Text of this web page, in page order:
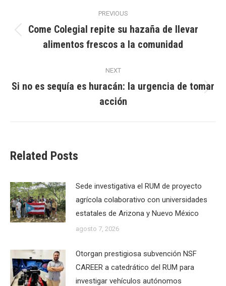
navigation
PREVIOUS
post:
Come Colegial repite su hazaña de llevar
alimentos frescos a la comunidad
NEXT
post:
Si no es sequía es huracán: la urgencia de tomar
acción
Related Posts
Sede investigativa el RUM de proyecto
agrícola colaborativo con universidades
estatales de Arizona y Nuevo México
agosto 7, 2026
Otorgan prestigiosa subvención NSF
CAREER a catedrático del RUM para
investigar vehículos autónomos